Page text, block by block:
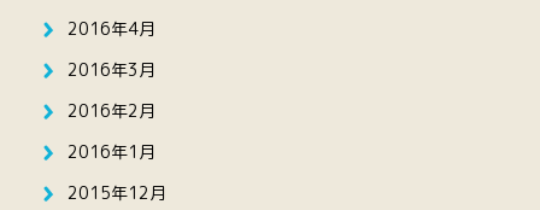
2016年4月
2016年3月
2016年2月
2016年1月
2015年12月